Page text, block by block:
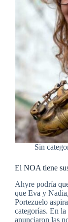
Sin
El NOA tiene
Ahyre podría
que Eva y
Portezuelo
categorías. En
anunciaron las